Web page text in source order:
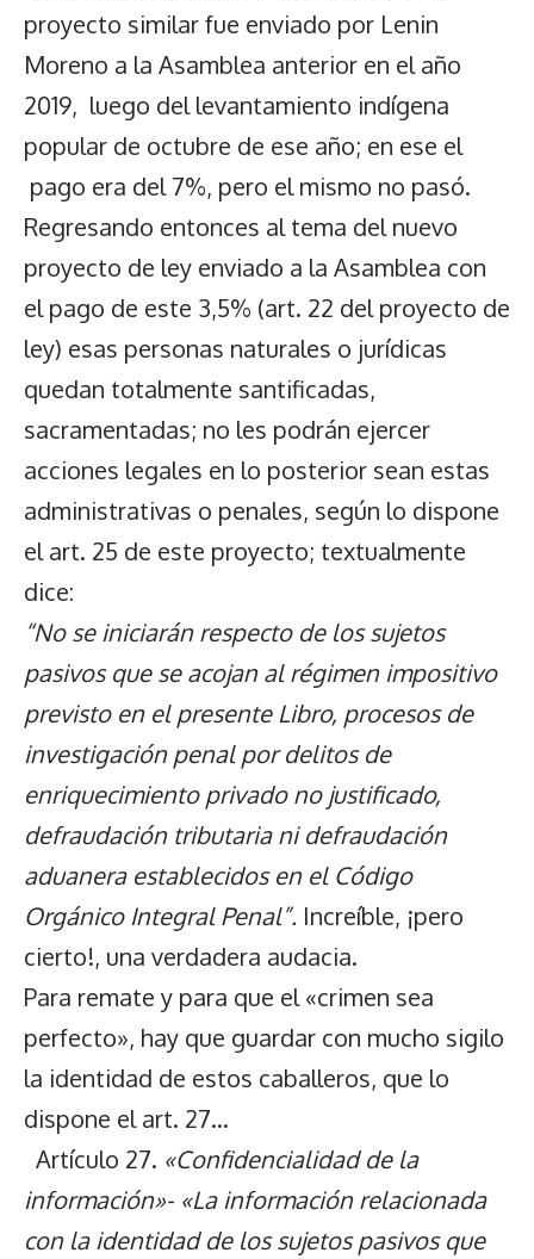
proyecto similar fue enviado por Lenin
Moreno a la Asamblea anterior en el año
2019, luego del levantamiento indígena
popular de octubre de ese año; en ese el
pago era del 7%, pero el mismo no pasó.
Regresando entonces al tema del nuevo
proyecto de ley enviado a la Asamblea con
el pago de este 3,5% (art. 22 del proyecto de
ley) esas personas naturales o jurídicas
quedan totalmente santificadas,
sacramentadas; no les podrán ejercer
acciones legales en lo posterior sean estas
administrativas o penales, según lo dispone
el art. 25 de este proyecto; textualmente
dice:
“No se iniciarán respecto de los sujetos
pasivos que se acojan al régimen impositivo
previsto en el presente Libro, procesos de
investigación penal por delitos de
enriquecimiento privado no justificado,
defraudación tributaria ni defraudación
aduanera establecidos en el Código
Orgánico Integral Penal”. Increíble, ¡pero
cierto!, una verdadera audacia.
Para remate y para que el «crimen sea
perfecto», hay que guardar con mucho sigilo
la identidad de estos caballeros, que lo
dispone el art. 27…
Artículo 27. «Confidencialidad de la
información»- «La información relacionada
con la identidad de los sujetos pasivos que